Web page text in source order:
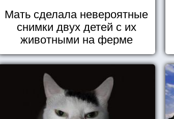
Мать сделала невероятные
снимки двух детей с их
животными на ферме